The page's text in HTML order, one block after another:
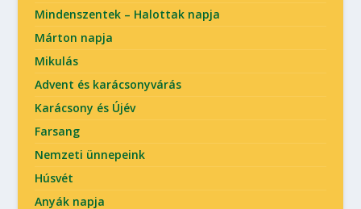
Mindenszentek – Halottak napja
Márton napja
Mikulás
Advent és karácsonyvárás
Karácsony és Újév
Farsang
Nemzeti ünnepeink
Húsvét
Anyák napja